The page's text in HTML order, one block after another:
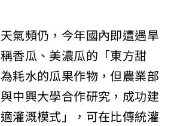
氣頻仍，今年國內即遭遇旱
香瓜、美濃瓜的「東方甜
耗水的瓜果作物，但農業部
中興大學合作研究，成功建
灌溉模式」，可在比傳統灌